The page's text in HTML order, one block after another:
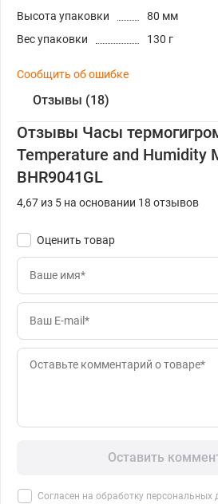
Высота упаковки
80 мм
Вес упаковки
130 г
Сообщить об ошибке
Отзывы (18)
Отзывы Часы
Temperature and Humidity
BHR9041GL
4,67 из 5 на основании 18 отзывов
Оценить товар
Оставить
Согласен на обработку персональных